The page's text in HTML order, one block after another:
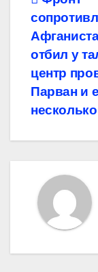
по
отбил у
центр
Парван и